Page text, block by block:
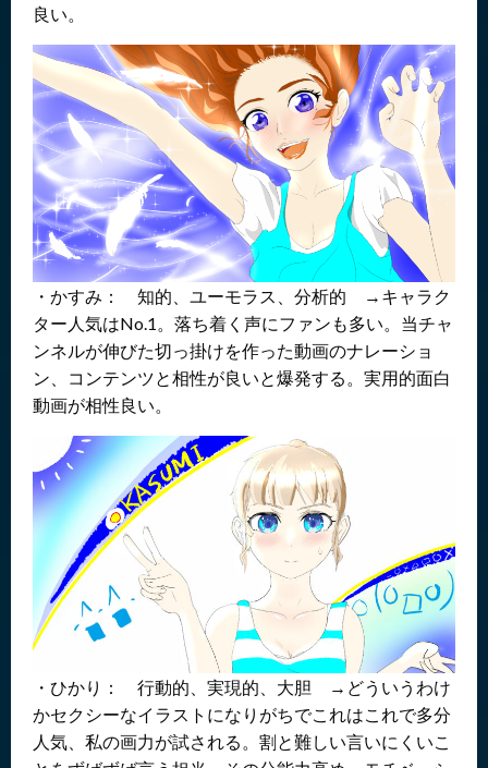
良い。
・かすみ： 知的、ユーモラス、分析的 →キャラク
ター人気はNo.1。落ち着く声にファンも多い。当チャ
ンネルが伸びた切っ掛けを作った動画のナレーショ
ン、コンテンツと相性が良いと爆発する。実用的面白
動画が相性良い。
・ひかり： 行動的、実現的、大胆 →どういうわけ
かセクシーなイラストになりがちでこれはこれで多分
人気、私の画力が試される。割と難しい言いにくいこ